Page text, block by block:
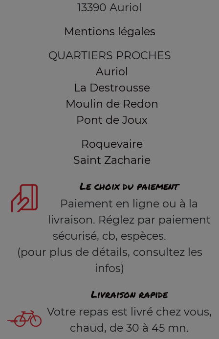
13390 Auriol
Mentions légales
QUARTIERS PROCHES
Auriol
La Destrousse
Moulin de Redon
Pont de Joux
Roquevaire
Saint Zacharie
Le choix du paiement
Paiement en ligne ou à la
livraison. Réglez par paiement
sécurisé, cb, espèces.
(pour plus de détails, consultez les
infos)
Livraison rapide
Votre repas est livré chez vous,
chaud, de 30 à 45 mn.